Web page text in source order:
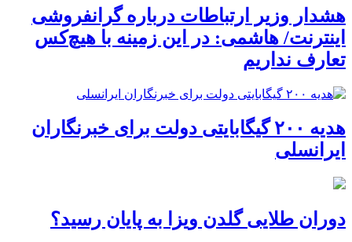
هشدار وزیر ارتباطات درباره گرانفروشی
اینترنت/ هاشمی: در این زمینه با هیچ‌کس
تعارف نداریم
هدیه ۲۰۰ گیگابایتی دولت برای خبرنگاران
ایرانسلی
دوران طلایی گلدن ویزا به پایان رسید؟